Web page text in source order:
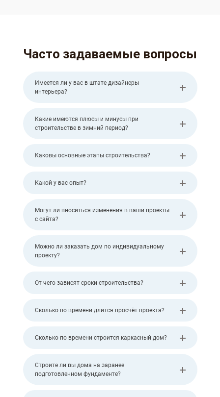
Часто задаваемые вопросы
Имеется ли у вас в штате дизайнеры
интерьера?
Какие имеются плюсы и минусы при
строительстве в зимний период?
Каковы основные этапы строительства?
Какой у вас опыт?
Могут ли вноситься изменения в ваши проекты
с сайта?
Можно ли заказать дом по индивидуальному
проекту?
От чего зависят сроки строительства?
Сколько по времени длится просчёт проекта?
Сколько по времени строится каркасный дом?
Строите ли вы дома на заранее
подготовленном фундаменте?